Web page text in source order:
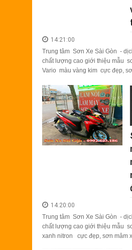
14:21:00
Trung tâm Sơn Xe Sài Gòn -
chất lượng cao giới thiệu mẫu
Vario màu vàng kim cực đẹp,
14:20:00
Trung tâm Sơn Xe Sài Gòn -
chất lượng cao giới thiệu mẫu
xanh nitron cực đẹp, sơn mâm